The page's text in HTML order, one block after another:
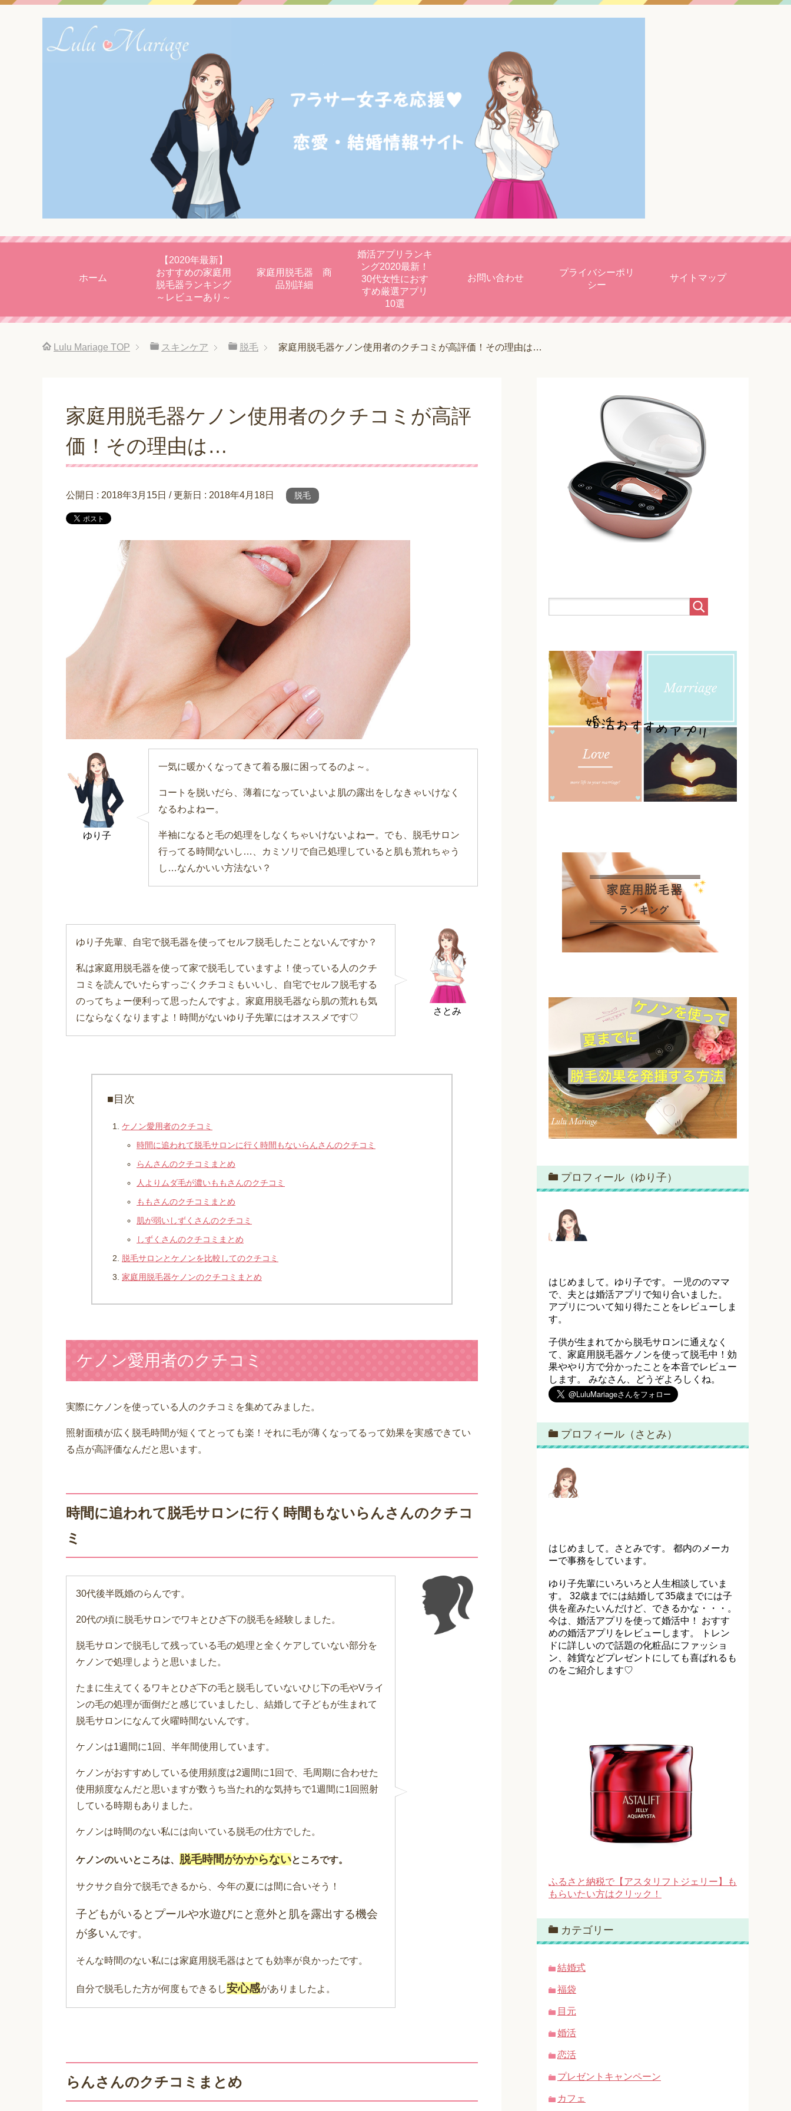
ホーム
【2020年最新】
おすすめの家庭用
脱毛器ランキング
～レビューあり～
家庭用脱毛器 商
品別詳細
婚活アプリランキ
ング2020最新！
30代女性におす
すめ厳選アプリ
10選
お問い合わせ
プライバシーポリ
シー
サイトマップ
Lulu Mariage TOP スキンケア 脱毛 家庭用脱毛器ケノン使用者のクチコミが高評価！その理由は…
家庭用脱毛器ケノン使用者のクチコミが高評
価！その理由は…
公開日 : 2018年3月15日 / 更新日 : 2018年4月18日 脱毛
ゆり子
一気に暖かくなってきて着る服に困ってるのよ～。
コートを脱いだら、薄着になっていよいよ肌の露出をしなきゃいけなく
なるわよねー。
半袖になると毛の処理をしなくちゃいけないよねー。でも、脱毛サロン
行ってる時間ないし…、カミソリで自己処理していると肌も荒れちゃう
し…なんかいい方法ない？
さとみ
ゆり子先輩、自宅で脱毛器を使ってセルフ脱毛したことないんですか？
私は家庭用脱毛器を使って家で脱毛していますよ！使っている人のクチ
コミを読んでいたらすっごくクチコミもいいし、自宅でセルフ脱毛する
のってちょー便利って思ったんですよ。家庭用脱毛器なら肌の荒れも気
にならなくなりますよ！時間がないゆり子先輩にはオススメです♡
■目次
ケノン愛用者のクチコミ
時間に追われて脱毛サロンに行く時間もないらんさんのクチコミ
らんさんのクチコミまとめ
人よりムダ毛が濃いももさんのクチコミ
ももさんのクチコミまとめ
肌が弱いしずくさんのクチコミ
しずくさんのクチコミまとめ
脱毛サロンとケノンを比較してのクチコミ
家庭用脱毛器ケノンのクチコミまとめ
ケノン愛用者のクチコミ
実際にケノンを使っている人のクチコミを集めてみました。
照射面積が広く脱毛時間が短くてとっても楽！それに毛が薄くなってるって効果を実感できてい
る点が高評価なんだと思います。
時間に追われて脱毛サロンに行く時間もないらんさんのクチコ
ミ
30代後半既婚のらんです。
20代の頃に脱毛サロンでワキとひざ下の脱毛を経験しました。
脱毛サロンで脱毛して残っている毛の処理と全くケアしていない部分を
ケノンで処理しようと思いました。
たまに生えてくるワキとひざ下の毛と脱毛していないひじ下の毛やVライ
ンの毛の処理が面倒だと感じていましたし、結婚して子どもが生まれて
脱毛サロンになんて火曜時間ないんです。
ケノンは1週間に1回、半年間使用しています。
ケノンがおすすめしている使用頻度は2週間に1回で、毛周期に合わせた
使用頻度なんだと思いますが数うち当たれ的な気持ちで1週間に1回照射
している時期もありました。
ケノンは時間のない私には向いている脱毛の仕方でした。
ケノンのいいところは、 脱毛時間がかからないところです。
サクサク自分で脱毛できるから、今年の夏には間に合いそう！
子どもがいるとプールや水遊びにと意外と肌を露出する機会
が多いんです。
そんな時間のない私には家庭用脱毛器はとても効率が良かったです。
自分で脱毛した方が何度もできるし安心感がありましたよ。
らんさんのクチコミまとめ
プロフィール（ゆり子）
はじめまして。ゆり子です。 一児ののママ
で、夫とは婚活アプリで知り合いました。
アプリについて知り得たことをレビューしま
す。
子供が生まれてから脱毛サロンに通えなく
て、家庭用脱毛器ケノンを使って脱毛中！効
果ややり方で分かったことを本音でレビュー
します。 みなさん、どうぞよろしくね。
プロフィール（さとみ）
はじめまして。さとみです。 都内のメーカ
ーで事務をしています。
ゆり子先輩にいろいろと人生相談していま
す。 32歳までには結婚して35歳までには子
供を産みたいんだけど、できるかな・・・。
今は、婚活アプリを使って婚活中！ おすす
めの婚活アプリをレビューします。 トレン
ドに詳しいので話題の化粧品にファッショ
ン、雑貨などプレゼントにしても喜ばれるも
のをご紹介します♡
ふるさと納税で【アスタリフトジェリー】も
もらいたい方はクリック！
カテゴリー
結婚式
福袋
目元
婚活
恋活
プレゼントキャンペーン
カフェ